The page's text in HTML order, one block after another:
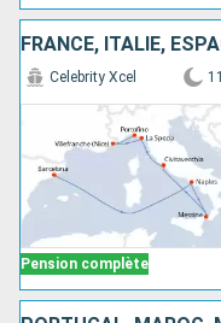
FRANCE, ITALIE,
Pension complète
Celebrity Xcel